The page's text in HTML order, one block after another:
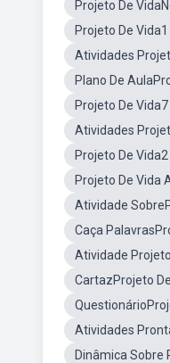
Projeto De
Projeto De
Atividades
Plano De
Projeto De
Atividades
Projeto De
Projeto De Vida
Atividade
Caça
Atividade
CartazProjeto
Atividades
Dinâmica Sobre